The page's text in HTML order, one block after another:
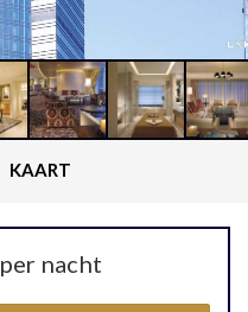
KAART
per nacht